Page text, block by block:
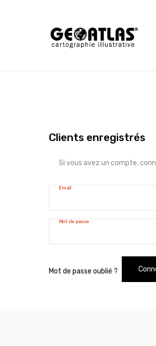
Clients enregistrés
Si vous avez un compte,
Email
Mot de passe
Mot de passe oublié ?